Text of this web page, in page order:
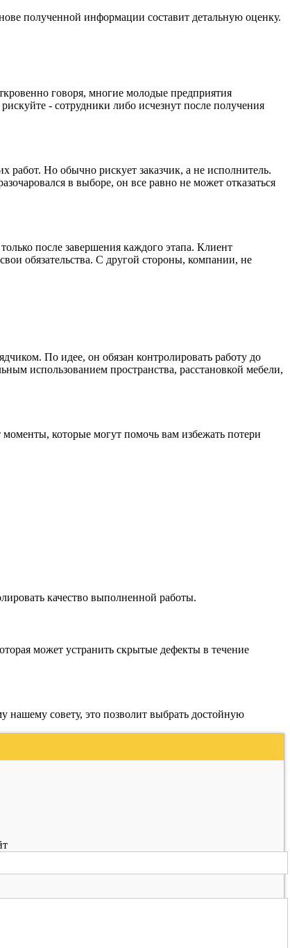
полученной информации составит детальную оценку.
говоря, многие молодые предприятия
- сотрудники либо исчезнут после получения
Но обычно рискует заказчик, а не исполнитель.
в выборе, он все равно не может отказаться
после завершения каждого этапа. Клиент
обязательства. С другой стороны, компании, не
По идее, он обязан контролировать работу до
использованием пространства, расстановкой мебели,
которые могут помочь вам избежать потери
качество выполненной работы.
может устранить скрытые дефекты в течение
нашему совету, это позволит выбрать достойную